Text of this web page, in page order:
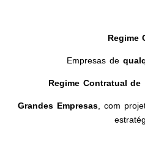
Regime
Empresas de
Regime Contratual de
Grandes Empresas , com